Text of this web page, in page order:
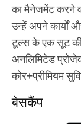
का मैनेजमेंट करने
उन्हें अपने कार्यों
टूल्स के एक सूट
अनलिमिटेड
कोर+प्रीमियम
बेसकैंप